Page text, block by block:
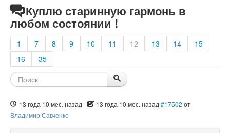
Куплю старинную гармонь в
любом состоянии !
1 7 8 9 10 11 12 13 14
15
16
35
13 года 10 мес. назад - 13 года 10 мес. назад #17502 от
Владимир Савченко